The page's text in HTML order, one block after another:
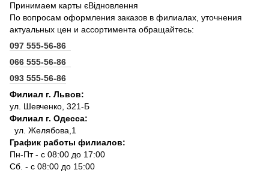
Принимаем карты єВідновлення
По вопросам оформления заказов в филиалах, уточнения
актуальных цен и ассортимента обращайтесь:
097 555-56-86
066 555-56-86
093 555-56-86
Филиал г. Львов:
ул. Шевченко, 321-Б
Филиал г. Одесса:
ул. Желябова,1
График работы филиалов:
Пн-Пт - с 08:00 до 17:00
Сб. - с 08:00 до 15:00